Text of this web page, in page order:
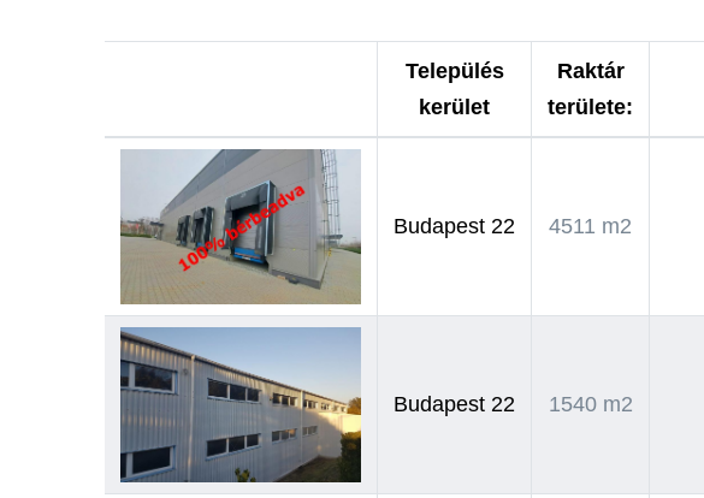
Település
kerület
Raktár
területe:
Budapest 22 4511 m2
Budapest 22 1540 m2